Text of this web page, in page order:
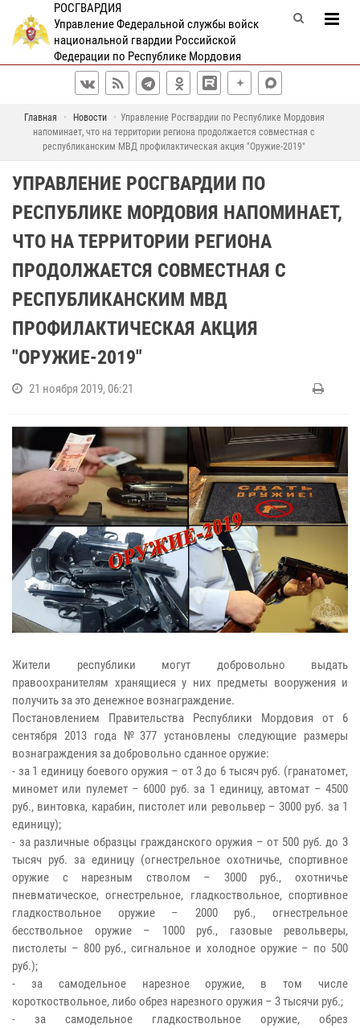
РОСГВАРДИЯ
Управление Федеральной службы войск
национальной гвардии Российской
Федерации по Республике Мордовия
Главная Новости
Управление Росгвардии по Республике Мордовия
напоминает, что на территории региона продолжается совместная с
республиканским МВД профилактическая акция "Оружие-2019"
УПРАВЛЕНИЕ РОСГВАРДИИ ПО
РЕСПУБЛИКЕ МОРДОВИЯ НАПОМИНАЕТ,
ЧТО НА ТЕРРИТОРИИ РЕГИОНА
ПРОДОЛЖАЕТСЯ СОВМЕСТНАЯ С
РЕСПУБЛИКАНСКИМ МВД
ПРОФИЛАКТИЧЕСКАЯ АКЦИЯ
"ОРУЖИЕ-2019"
21 ноября 2019, 06:21
Жители республики могут добровольно выдать
правоохранителям хранящиеся у них предметы вооружения и
получить за это денежное вознаграждение.
Постановлением Правительства Республики Мордовия от 6
сентября 2013 года №377 установлены следующие размеры
вознаграждения за добровольно сданное оружие:
- за 1 единицу боевого оружия – от 3 до 6 тысяч руб. (гранатомет,
миномет или пулемет – 6000 руб. за 1 единицу, автомат – 4500
руб., винтовка, карабин, пистолет или револьвер – 3000 руб. за 1
единицу);
- за различные образцы гражданского оружия – от 500 руб. до 3
тысяч руб. за единицу (огнестрельное охотничье, спортивное
оружие с нарезным стволом – 3000 руб., охотничье
пневматическое, огнестрельное, гладкоствольное, спортивное
гладкоствольное оружие – 2000 руб., огнестрельное
бесствольное оружие – 1000 руб., газовые револьверы,
пистолеты – 800 руб., сигнальное и холодное оружие – по 500
руб.);
- за самодельное нарезное оружие, в том числе
короткоствольное, либо обрез нарезного оружия – 3 тысячи руб.;
- за самодельное гладкоствольное оружие, обрез